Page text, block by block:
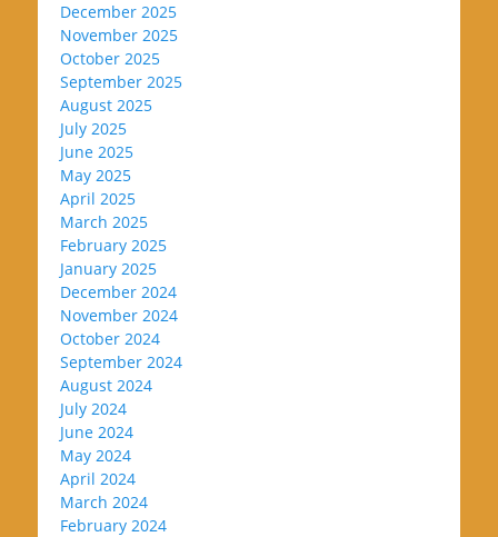
December 2025
November 2025
October 2025
September 2025
August 2025
July 2025
June 2025
May 2025
April 2025
March 2025
February 2025
January 2025
December 2024
November 2024
October 2024
September 2024
August 2024
July 2024
June 2024
May 2024
April 2024
March 2024
February 2024